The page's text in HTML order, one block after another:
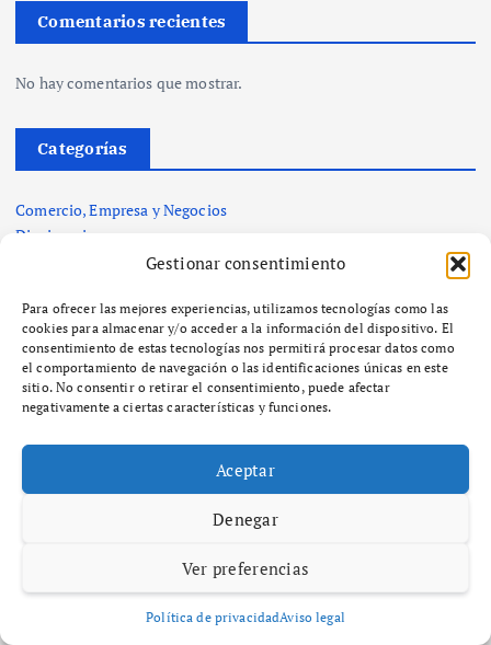
Gestionar consentimiento
Para ofrecer las mejores experiencias, utilizamos tecnologías como las
cookies para almacenar y/o acceder a la información del dispositivo. El
consentimiento de estas tecnologías nos permitirá procesar datos como
el comportamiento de navegación o las identificaciones únicas en este
sitio. No consentir o retirar el consentimiento, puede afectar
negativamente a ciertas características y funciones.
Aceptar
Denegar
Ver preferencias
Política de privacidadAviso legal
Comentarios recientes
No hay comentarios que mostrar.
Categorías
Comercio, Empresa y Negocios
Diccionario
Economía, Hacienda e Impuestos
VIP